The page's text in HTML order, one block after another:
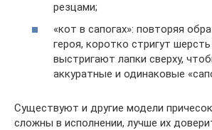
резцами;
«кот в сапогах»: повторяя
героя, коротко стригут шерсть
выстригают лапки сверху,
аккуратные и одинаковые
Существуют и другие модели
сложны в исполнении, лучше их